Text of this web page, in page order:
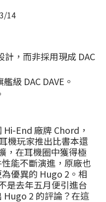
14
計，而非採用現成 DAC
級 DAC DAVE。
End 廠牌 Chord，
機玩家推出比書本還
，在耳機圈中獲得極
能不斷演進，原廠也
優異的 Hugo 2。相
是去年五月便引進台
Hugo 2 的評論？在這